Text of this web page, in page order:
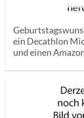
ein Decathlon
und einen